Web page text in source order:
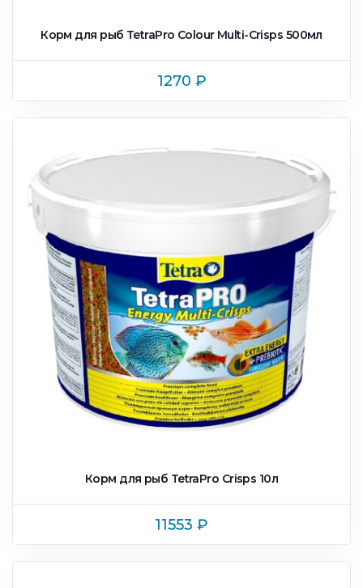
Корм для рыб TetraPro Colour Multi-Crisps 500мл
1270 ₽
Корм для рыб TetraPro Crisps 10л
11553 ₽